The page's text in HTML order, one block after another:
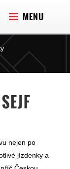
MENU
nejen po
jízdenky a